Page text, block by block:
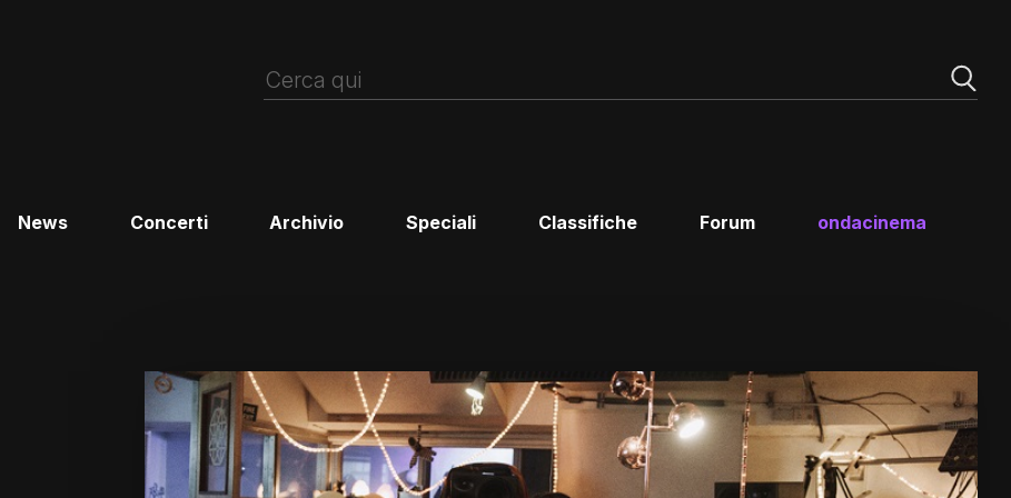
News Concerti Archivio Speciali Classifiche Forum ondacinema